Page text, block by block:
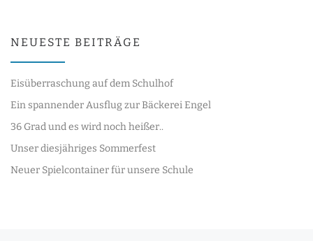
NEUESTE BEITRÄGE
Eisüberraschung auf dem Schulhof
Ein spannender Ausflug zur Bäckerei Engel
36 Grad und es wird noch heißer..
Unser diesjähriges Sommerfest
Neuer Spielcontainer für unsere Schule